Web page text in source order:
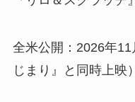
全米公開：2026年
じまり』と同時上映）